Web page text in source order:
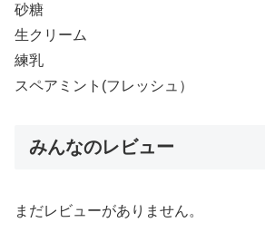
砂糖
生クリーム
練乳
スペアミント(フレッシュ）
みんなのレビュー
まだレビューがありません。